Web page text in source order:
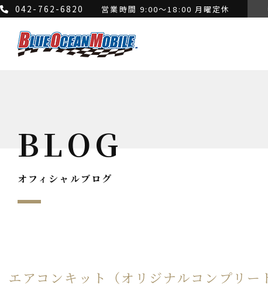
042-762-6820 営業時間 9:00～18:00 月曜定休
BLOG
オフィシャルブログ
エアコンキット（オリジナルコンプリー